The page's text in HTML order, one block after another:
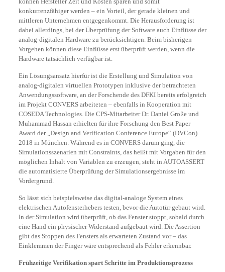
konkurrenzfähiger werden – ein Vorteil, der gerade kleinen und
mittleren Unternehmen entgegenkommt. Die Herausforderung ist
dabei allerdings, bei der Überprüfung der Software auch Einflüsse der
analog-digitalen Hardware zu berücksichtigen. Beim bisherigen
Vorgehen können diese Einflüsse erst überprüft werden, wenn die
Hardware tatsächlich verfügbar ist.
Ein Lösungsansatz hierfür ist die Erstellung und Simulation von
analog-digitalen virtuellen Prototypen inklusive der betrachteten
Anwendungssoftware, an der Forschende des DFKI bereits erfolgreich
im Projekt CONVERS arbeiteten – ebenfalls in Kooperation mit
COSEDA Technologies. Die CPS-Mitarbeiter Dr. Daniel Große und
Muhammad Hassan erhielten für ihre Forschung den Best Paper
Award der „Design and Verification Conference Europe“ (DVCon)
2018 in München. Während es in CONVERS darum ging, die
Simulationsszenarien mit Constraints, das heißt mit Vorgaben für den
möglichen Inhalt von Variablen zu erzeugen, steht in AUTOASSERT
die automatisierte Überprüfung der Simulationsergebnisse im
Vordergrund.
So lässt sich beispielsweise das digital-analoge System eines
elektrischen Autofensterhebers testen, bevor die Autotür gebaut wird.
In der Simulation wird überprüft, ob das Fenster stoppt, sobald durch
eine Hand ein physischer Widerstand aufgebaut wird. Die Assertion
gibt das Stoppen des Fensters als erwarteten Zustand vor – das
Einklemmen der Finger wäre entsprechend als Fehler erkennbar.
Frühzeitige Verifikation spart Schritte im Produktionsprozess